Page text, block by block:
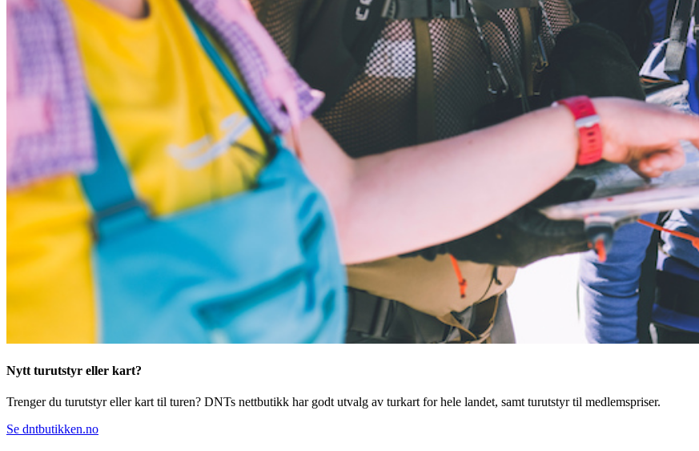
Nytt turutstyr eller kart?
Trenger du turutstyr eller kart til turen? DNTs nettbutikk har godt utvalg av turkart for hele landet, samt turutstyr til medlemspriser.
Se dntbutikken.no